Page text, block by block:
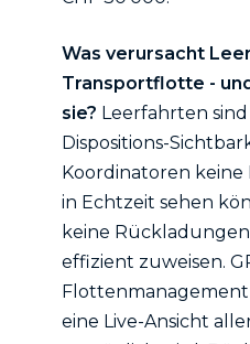
Was verursacht
Transportflotte -
sie? Leerfahrten
Dispositions-
Koordinatoren
in Echtzeit sehen
keine
effizient zuweisen.
eine Live-Ansicht